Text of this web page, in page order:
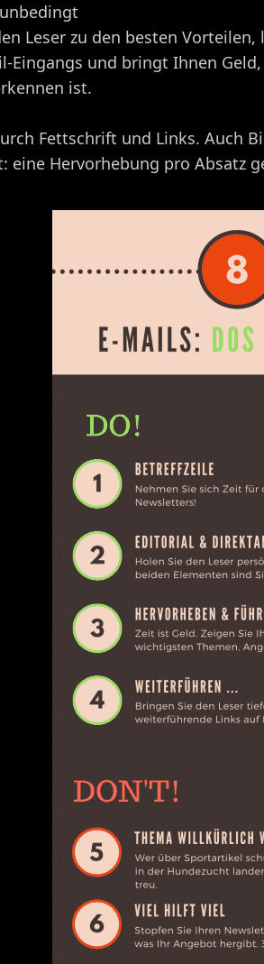
Leser zu den besten
Eingangs und bringt Ihnen
ist.
Fettschrift und Links. Auch
eine Hervorhebung pro Absatz